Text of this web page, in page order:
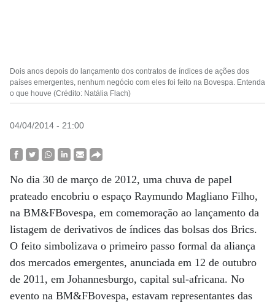
Dois anos depois do lançamento dos contratos de índices de ações dos
países emergentes, nenhum negócio com eles foi feito na Bovespa. Entenda
o que houve (Crédito: Natália Flach)
04/04/2014 - 21:00
No dia 30 de março de 2012, uma chuva de papel
prateado encobriu o espaço Raymundo Magliano Filho,
na BM&FBovespa, em comemoração ao lançamento da
listagem de derivativos de índices das bolsas dos Brics.
O feito simbolizava o primeiro passo formal da aliança
dos mercados emergentes, anunciada em 12 de outubro
de 2011, em Johannesburgo, capital sul-africana. No
evento na BM&FBovespa, estavam representantes das